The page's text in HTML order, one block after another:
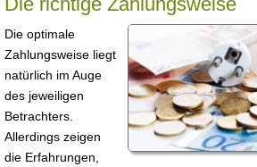
Die optimale
Zahlungsweise liegt
natürlich im Auge
des jeweiligen
Betrachters.
Allerdings zeigen
die Erfahrungen,